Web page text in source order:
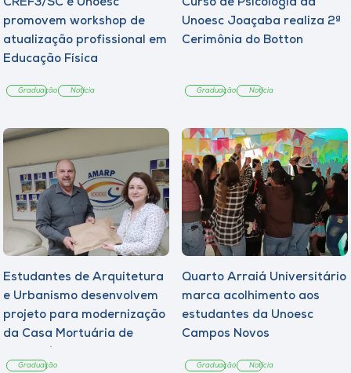
CREF3/SC e Unoesc
promovem workshop de
atualização profissional em
Educação Física
Graduação Notícia
Curso de Psicologia da
Unoesc Joaçaba realiza 2ª
Cerimônia do Botton
Graduação Notícia
Estudantes de Arquitetura
e Urbanismo desenvolvem
projeto para modernização
da Casa Mortuária de
Graduação
Quarto Arraiá Universitário
marca acolhimento aos
estudantes da Unoesc
Campos Novos
Graduação Notícia